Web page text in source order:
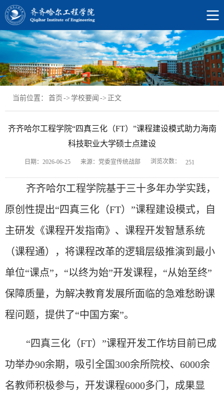
当前位置： 首页 -> 学校要闻 -> 正文
齐齐哈尔工程学院“四真三化（FT）”课程建设模式助力海南
科技职业大学硕士点建设
日期：2026-06-25 来源：党委宣传统战部 浏览次数： 251
齐齐哈尔工程学院基于三十多年办学实践，
原创性提出“四真三化（FT）”课程建设模式，自
主研发《课程开发指南》、课程开发智慧系统
（课程通），将课程改革的逻辑层级推演到最小
单位“课点”，“以终为始”开发课程，“从始至终”
保障质量，为解决教育发展所面临的急难愁盼课
程问题，提供了“中国方案”。
“四真三化（FT）”课程开发工作坊目前已成
功举办90余期，吸引全国300余所院校、6000余
名教师积极参与，开发课程6000多门，成果显